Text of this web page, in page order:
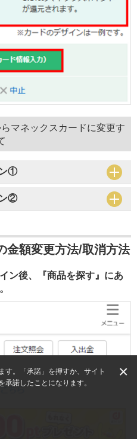
マネックスカードに変更す
①
②
金額変更方法/取消方法
ン後、『商品を探す』にあ
す。「承諾」を押すか、サイト
諾したことになります。
×